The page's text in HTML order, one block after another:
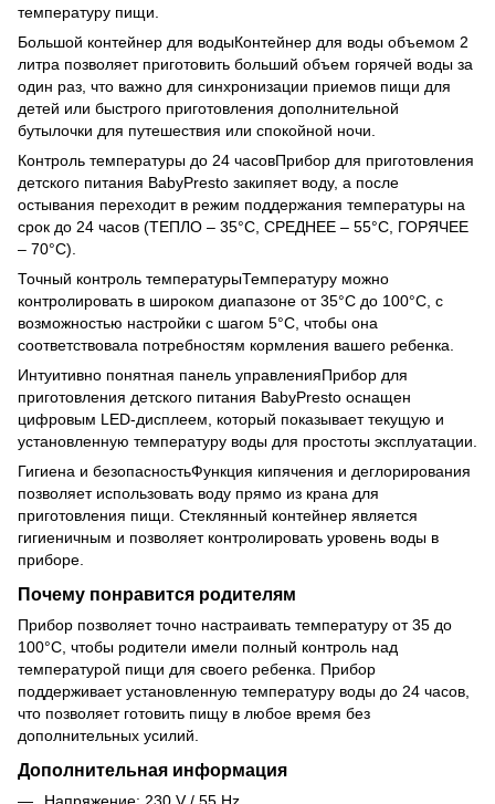
температуру пищи.
Большой контейнер для водыКонтейнер для воды объемом 2
литра позволяет приготовить больший объем горячей воды за
один раз, что важно для синхронизации приемов пищи для
детей или быстрого приготовления дополнительной
бутылочки для путешествия или спокойной ночи.
Контроль температуры до 24 часовПрибор для приготовления
детского питания BabyPresto закипяет воду, а после
остывания переходит в режим поддержания температуры на
срок до 24 часов (ТЕПЛО – 35°C, СРЕДНЕЕ – 55°C, ГОРЯЧЕЕ
– 70°C).
Точный контроль температурыТемпературу можно
контролировать в широком диапазоне от 35°C до 100°C, с
возможностью настройки с шагом 5°C, чтобы она
соответствовала потребностям кормления вашего ребенка.
Интуитивно понятная панель управленияПрибор для
приготовления детского питания BabyPresto оснащен
цифровым LED-дисплеем, который показывает текущую и
установленную температуру воды для простоты эксплуатации.
Гигиена и безопасностьФункция кипячения и деглорирования
позволяет использовать воду прямо из крана для
приготовления пищи. Стеклянный контейнер является
гигиеничным и позволяет контролировать уровень воды в
приборе.
Почему понравится родителям
Прибор позволяет точно настраивать температуру от 35 до
100°C, чтобы родители имели полный контроль над
температурой пищи для своего ребенка. Прибор
поддерживает установленную температуру воды до 24 часов,
что позволяет готовить пищу в любое время без
дополнительных усилий.
Дополнительная информация